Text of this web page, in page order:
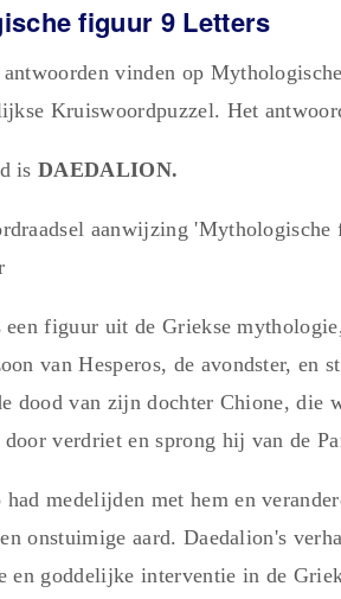
figuur 9 Letters
vinden op
Kruiswoordpuzzel. Het
isDAEDALION.
aanwijzing
een figuur uit de Griekse
van Hesperos, de avondster, en
dood van zijn dochter Chione, die
verdriet en sprong hij van de
medelijden met hem en
onstuimige aard. Daedalion's
en goddelijke interventie in de